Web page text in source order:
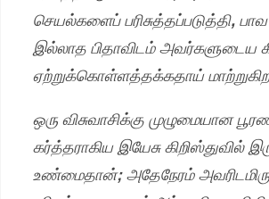
செயல்களைப் பரிசுத்தப்படுத்தி,
இல்லாத பிதாவிடம் அவர்களுடைய
ஏற்றுக்கொள்ளத்தக்கதாய்
ஒரு விசுவாசிக்கு முழுமையான
கர்த்தராகிய இயேசு கிறிஸ்துவில்
உண்மைதான்; அதேநேரம்